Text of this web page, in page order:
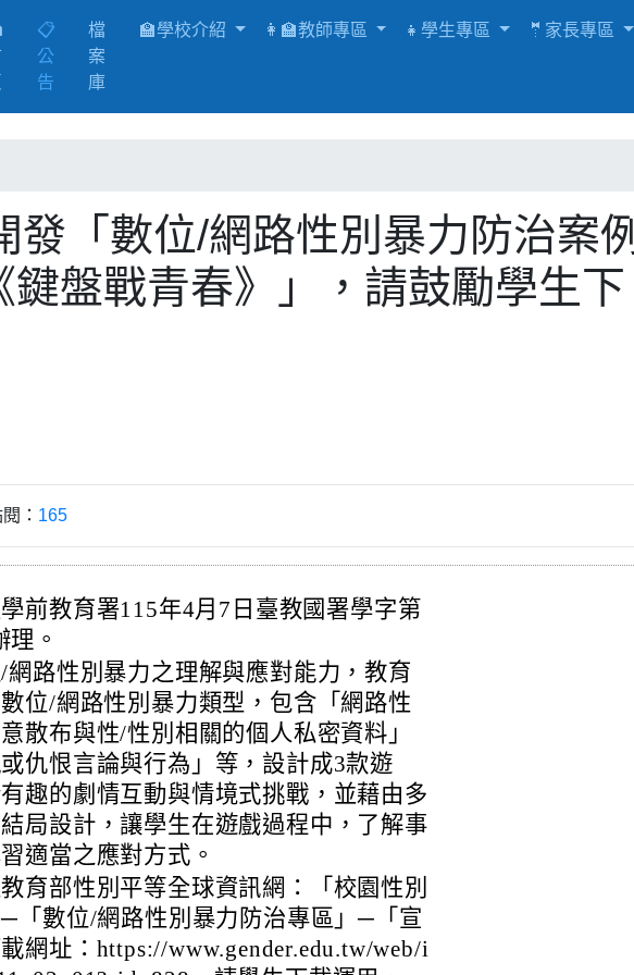
(current)
📋
公
告
檔
案
庫
🏫學校介紹 👩‍🏫教師專區 👧學生專區 🤵家長專區
發「數位/網路性別暴力防治案例
鍵盤戰青春》」，請鼓勵學生下
： 165
前教育署115年4月7日臺教國署學字第
理。
路性別暴力之理解與應對能力，教育
位/網路性別暴力類型，包含「網路性
散布與性/性別相關的個人私密資料」
仇恨言論與行為」等，設計成3款遊
趣的劇情互動與情境式挑戰，並藉由多
局設計，讓學生在遊戲過程中，了解事
適當之應對方式。
育部性別平等全球資訊網：「校園性別
「數位/網路性別暴力防治專區」─「宣
網址：https://www.gender.edu.tw/web/i